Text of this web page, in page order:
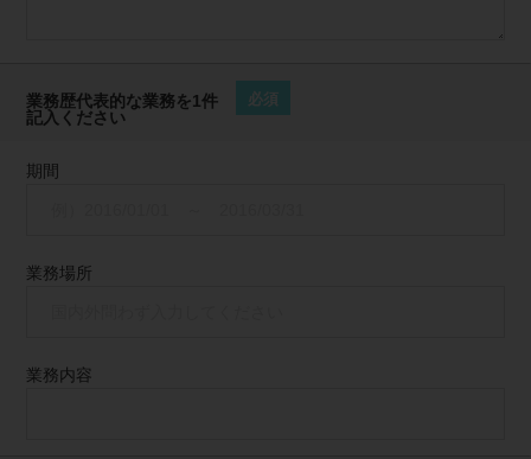
業務歴代表的な業務を1件
記入ください
必須
期間
業務場所
業務内容